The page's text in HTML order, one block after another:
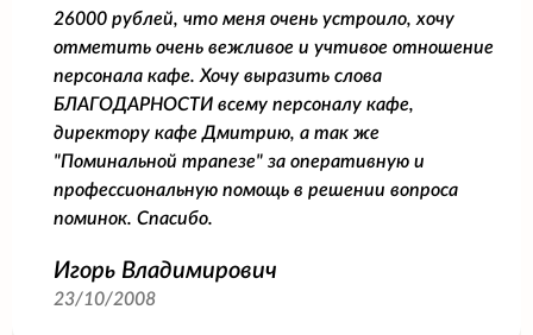
26000 рублей, что меня очень устроило, хочу
отметить очень вежливое и учтивое отношение
персонала кафе. Хочу выразить слова
БЛАГОДАРНОСТИ всему персоналу кафе,
директору кафе Дмитрию, а так же
"Поминальной трапезе" за оперативную и
профессиональную помощь в решении вопроса
поминок. Спасибо.
Игорь Владимирович
23/10/2008